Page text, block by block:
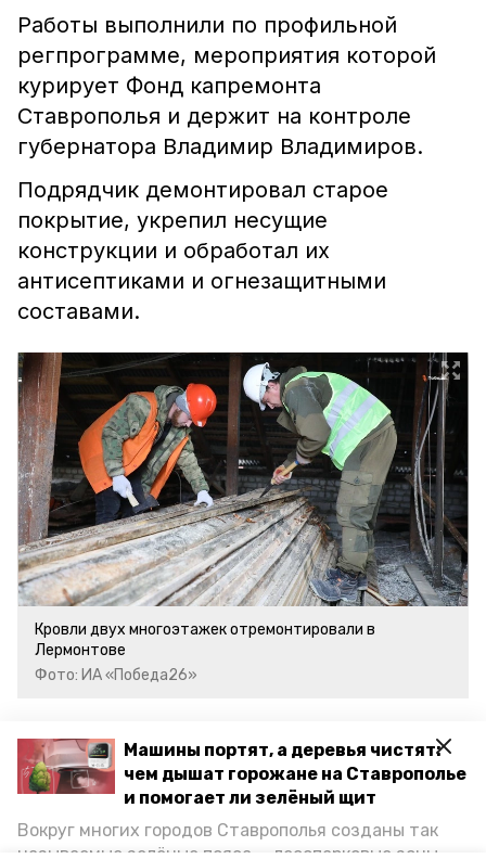
Машины портят, а деревья чистят:
чем дышат горожане на Ставрополье
и помогает ли зелёный щит
Вокруг многих городов Ставрополья созданы так
называемые зелёные пояса — лесопарковые зоны,
Работы выполнили по профильной
регпрограмме, мероприятия которой
курирует Фонд капремонта
Ставрополья и держит на контроле
губернатора Владимир Владимиров.
Подрядчик демонтировал старое
покрытие, укрепил несущие
конструкции и обработал их
антисептиками и огнезащитными
составами.
Кровли двух многоэтажек отремонтировали в
Лермонтове
Фото: ИА «Победа26»
Напомним, что в прошлом году на
Ставропольеобновиликровли 176
зданий. Работы продолжаются.